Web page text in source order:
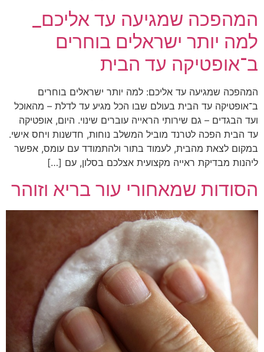
המהפכה שמגיעה עד אליכם_
למה יותר ישראלים בוחרים
ב־אופטיקה עד הבית
המהפכה שמגיעה עד אליכם: למה יותר ישראלים בוחרים
ב־אופטיקה עד הבית בעולם שבו הכל מגיע עד לדלת – מהאוכל
ועד הבגדים – גם שירותי הראייה עוברים שינוי. היום, אופטיקה
עד הבית הפכה לטרנד מוביל המשלב נוחות, חדשנות ויחס אישי.
במקום לצאת מהבית, לעמוד בתור ולהתמודד עם עומס, אפשר
ליהנות מבדיקת ראייה מקצועית אצלכם בסלון, עם […]
הסודות שמאחורי עור בריא וזוהר